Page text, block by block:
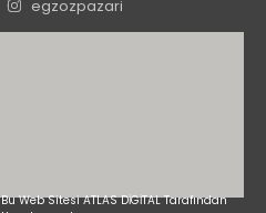
egzozpazari
Bu Web Sitesi ATLAS DİGİTAL Tarafından